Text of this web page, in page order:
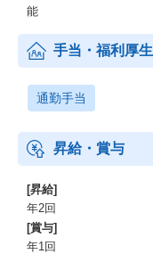
能
手当・福利厚生
通勤手当
昇給・賞与
[昇給]
年2回
[賞与]
年1回